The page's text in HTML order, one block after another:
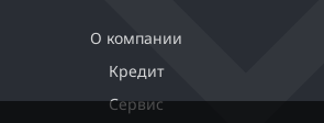
О компании
Кредит
Сервис